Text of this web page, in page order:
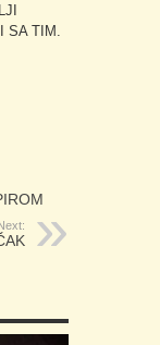
SA TIM.